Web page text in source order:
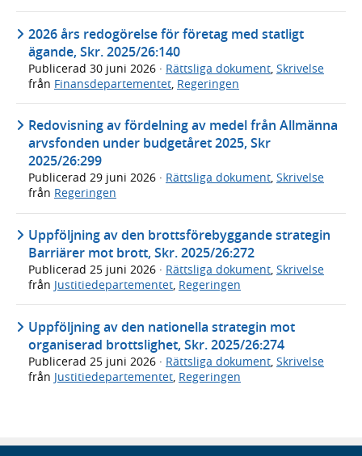
2026 års redogörelse för företag med statligt
ägande, Skr. 2025/26:140
Publicerad 30 juni 2026 · Rättsliga dokument Skrivelse
från Finansdepartementet Regeringen
Redovisning av fördelning av medel från Allmänna
arvsfonden under budgetåret 2025, Skr
2025/26:299
Publicerad 29 juni 2026 · Rättsliga dokument, Skrivelse
från Regeringen
Uppföljning av den brottsförebyggande strategin
Barriärer mot brott, Skr. 2025/26:272
Publicerad 25 juni 2026 · Rättsliga dokument, Skrivelse
från Justitiedepartementet, Regeringen
Uppföljning av den nationella strategin mot
organiserad brottslighet, Skr. 2025/26:274
Publicerad 25 juni 2026 · Rättsliga dokument Skrivelse
från Justitiedepartementet Regeringen